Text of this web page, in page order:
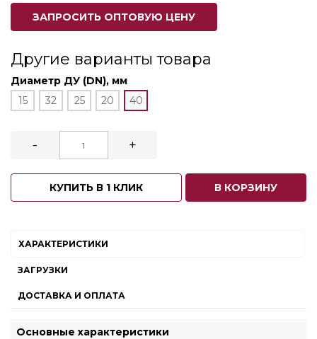
ЗАПРОСИТЬ ОПТОВУЮ ЦЕНУ
Другие варианты товара
Диаметр ДУ (DN), мм
15
32 25 20 40
- +
КУПИТЬ В 1 КЛИК В КОРЗИНУ
ХАРАКТЕРИСТИКИ
ЗАГРУЗКИ
ДОСТАВКА И ОПЛАТА
Основные характеристики